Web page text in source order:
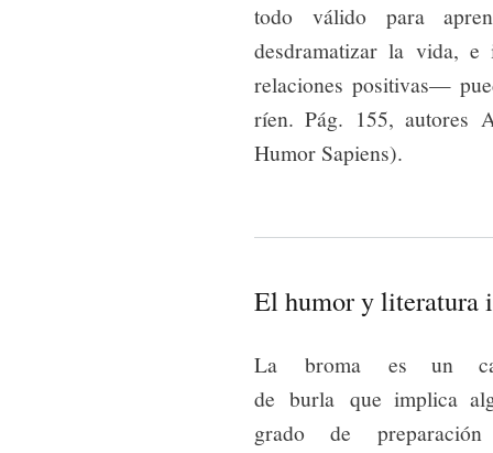
todo válido para
desdramatizar la vida,
relaciones positivas—
ríen. Pág. 155, autores
Humor Sapiens).
El humor y literatura
La broma es un
de burla que implica
grado de